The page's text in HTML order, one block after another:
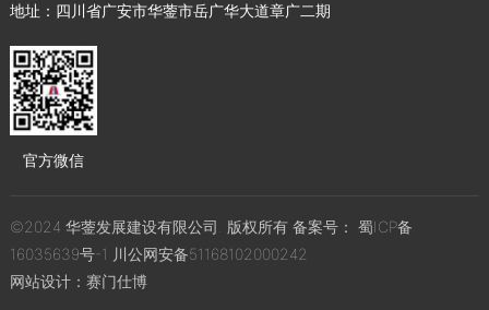
地址：四川省广安市华蓥市岳广华大道章广二期
官方微信
©2024 华蓥发展建设有限公司. 版权所有 备案号： 蜀ICP备
16035639号-1 川公网安备51168102000242
网站设计： 赛门仕博